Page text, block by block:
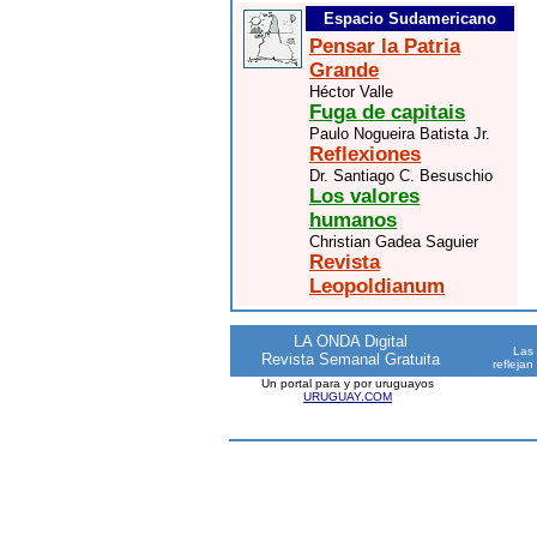
Espacio Sudamericano
Pensar la Patria
Grande
Héctor Valle
Fuga de capitais
Paulo Nogueira Batista Jr.
Reflexiones
Dr. Santiago C. Besuschio
Los valores
humanos
Christian Gadea Saguier
Revista
Leopoldianum
LA ONDA Digital
Revista Semanal Gratuita
Las
Un portal para y por uruguayos
URUGUAY.COM